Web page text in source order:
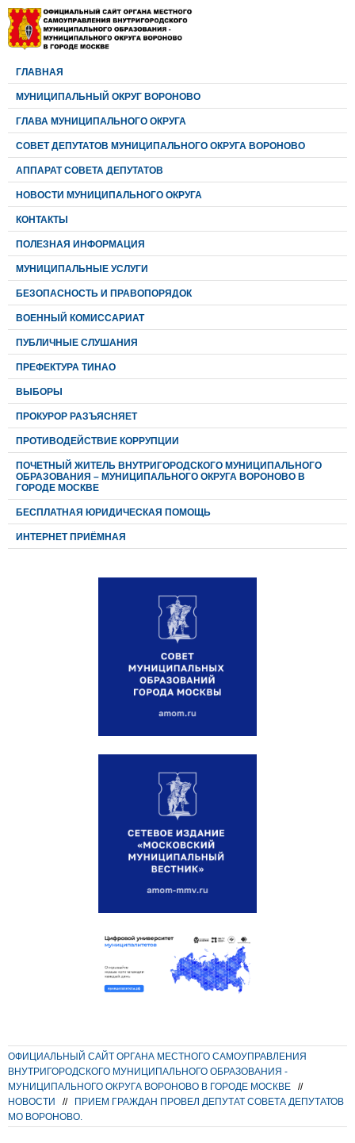
ГЛАВНАЯ
МУНИЦИПАЛЬНЫЙ ОКРУГ ВОРОНОВО
ГЛАВА МУНИЦИПАЛЬНОГО ОКРУГА
CОВЕТ ДЕПУТАТОВ МУНИЦИПАЛЬНОГО ОКРУГА ВОРОНОВО
АППАРАТ СОВЕТА ДЕПУТАТОВ
НОВОСТИ МУНИЦИПАЛЬНОГО ОКРУГА
КОНТАКТЫ
ПОЛЕЗНАЯ ИНФОРМАЦИЯ
МУНИЦИПАЛЬНЫЕ УСЛУГИ
БЕЗОПАСНОСТЬ И ПРАВОПОРЯДОК
ВОЕННЫЙ КОМИССАРИАТ
ПУБЛИЧНЫЕ СЛУШАНИЯ
ПРЕФЕКТУРА ТИНАО
ВЫБОРЫ
ПРОКУРОР РАЗЪЯСНЯЕТ
ПРОТИВОДЕЙСТВИЕ КОРРУПЦИИ
ПОЧЕТНЫЙ ЖИТЕЛЬ ВНУТРИГОРОДСКОГО МУНИЦИПАЛЬНОГО
ОБРАЗОВАНИЯ – МУНИЦИПАЛЬНОГО ОКРУГА ВОРОНОВО В
ГОРОДЕ МОСКВЕ
БЕСПЛАТНАЯ ЮРИДИЧЕСКАЯ ПОМОЩЬ
ИНТЕРНЕТ ПРИЁМНАЯ
ОФИЦИАЛЬНЫЙ САЙТ ОРГАНА МЕСТНОГО САМОУПРАВЛЕНИЯ
ВНУТРИГОРОДСКОГО МУНИЦИПАЛЬНОГО ОБРАЗОВАНИЯ -
МУНИЦИПАЛЬНОГО ОКРУГА ВОРОНОВО В ГОРОДЕ МОСКВЕ
//
НОВОСТИ
//
ПРИЕМ ГРАЖДАН ПРОВЕЛ ДЕПУТАТ СОВЕТА ДЕПУТАТОВ
МО ВОРОНОВО.